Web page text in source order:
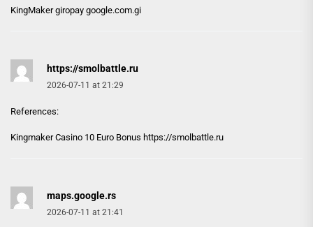
KingMaker giropay google.com.gi
https://smolbattle.ru
2026-07-11 at 21:29
References:
Kingmaker Casino 10 Euro Bonus https://smolbattle.ru
maps.google.rs
2026-07-11 at 21:41